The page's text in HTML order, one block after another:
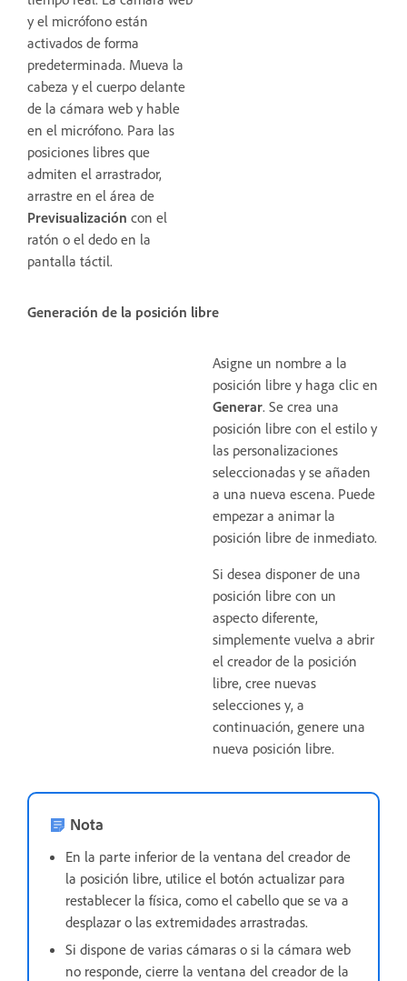
y el micrófono están
activados de forma
predeterminada. Mueva la
cabeza y el cuerpo delante
de la cámara web y hable
en el micrófono. Para las
posiciones libres que
admiten el arrastrador,
arrastre en el área de
Previsualización con el
ratón o el dedo en la
pantalla táctil.
Generación de la posición libre
Asigne un nombre a la
posición libre y haga clic en
Generar. Se crea una
posición libre con el estilo y
las personalizaciones
seleccionadas y se añaden
a una nueva escena. Puede
empezar a animar la
posición libre de inmediato.
Si desea disponer de una
posición libre con un
aspecto diferente,
simplemente vuelva a abrir
el creador de la posición
libre, cree nuevas
selecciones y, a
continuación, genere una
nueva posición libre.
Nota
En la parte inferior de la ventana del creador de
la posición libre, utilice el botón actualizar para
restablecer la física, como el cabello que se va a
desplazar o las extremidades arrastradas.
Si dispone de varias cámaras o si la cámara web
no responde, cierre la ventana del creador de la